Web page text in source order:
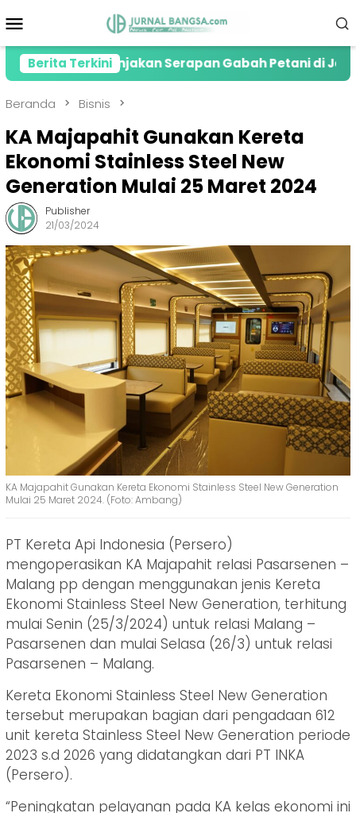
ke
Mobile
Berita Terkini
Lonjakan Serapan Gabah Petani di Jember
Beranda Bisnis
KA Majapahit Gunakan Kereta
Ekonomi Stainless Steel New
Generation Mulai 25 Maret 2024
Publisher
21/03/2024
KA Majapahit Gunakan Kereta Ekonomi Stainless Steel New Generation
Mulai 25 Maret 2024. (Foto: Ambang)
PT Kereta Api Indonesia (Persero)
mengoperasikan KA Majapahit relasi Pasarsenen –
Malang pp dengan menggunakan jenis Kereta
Ekonomi Stainless Steel New Generation, terhitung
mulai Senin (25/3/2024) untuk relasi Malang –
Pasarsenen dan mulai Selasa (26/3) untuk relasi
Pasarsenen – Malang.
Kereta Ekonomi Stainless Steel New Generation
tersebut merupakan bagian dari pengadaan 612
unit kereta Stainless Steel New Generation periode
2023 s.d 2026 yang didatangkan dari PT INKA
(Persero).
“Peningkatan pelayanan pada KA kelas ekonomi ini